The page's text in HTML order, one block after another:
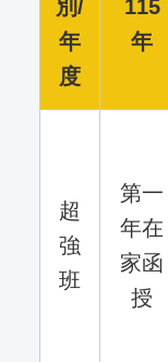
別/
年
度
115
年
超
強
班
第一
年在
家函
授